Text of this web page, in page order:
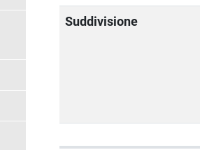
Suddivisione